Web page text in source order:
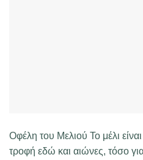
Οφέλη του Μελιού Το μέλι
τροφή εδώ και αιώνες, τόσο